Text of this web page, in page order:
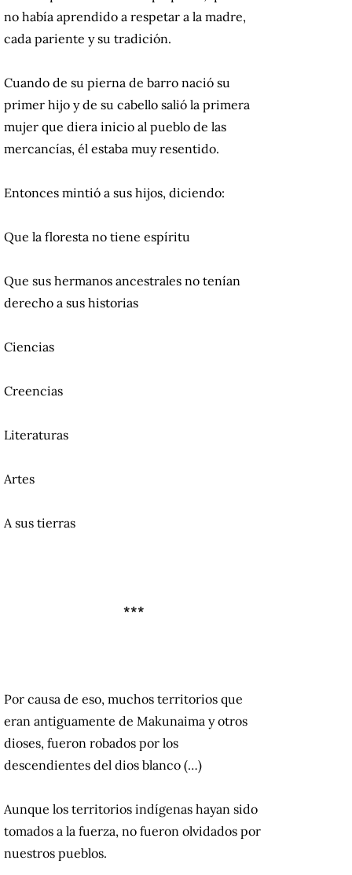
no había aprendido a respetar a la madre,
cada pariente y su tradición.
Cuando de su pierna de barro nació su
primer hijo y de su cabello salió la primera
mujer que diera inicio al pueblo de las
mercancías, él estaba muy resentido.
Entonces mintió a sus hijos, diciendo:
Que la floresta no tiene espíritu
Que sus hermanos ancestrales no tenían
derecho a sus historias
Ciencias
Creencias
Literaturas
Artes
A sus tierras
***
Por causa de eso, muchos territorios que
eran antiguamente de Makunaima y otros
dioses, fueron robados por los
descendientes del dios blanco (…)
Aunque los territorios indígenas hayan sido
tomados a la fuerza, no fueron olvidados por
nuestros pueblos.